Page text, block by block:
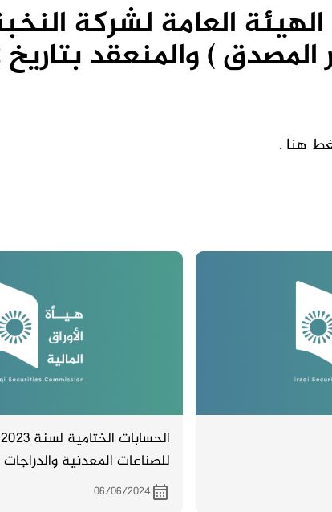
العامة لشركة
) والمنعقد بتاريخ 11/10/2022
هنا .
للصناعات المعدنية والدراجات
06/06/2024